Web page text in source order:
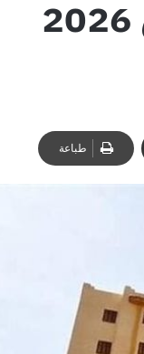
موعد طرح شقق الإسكان الاجتماعي 2026
طباعة